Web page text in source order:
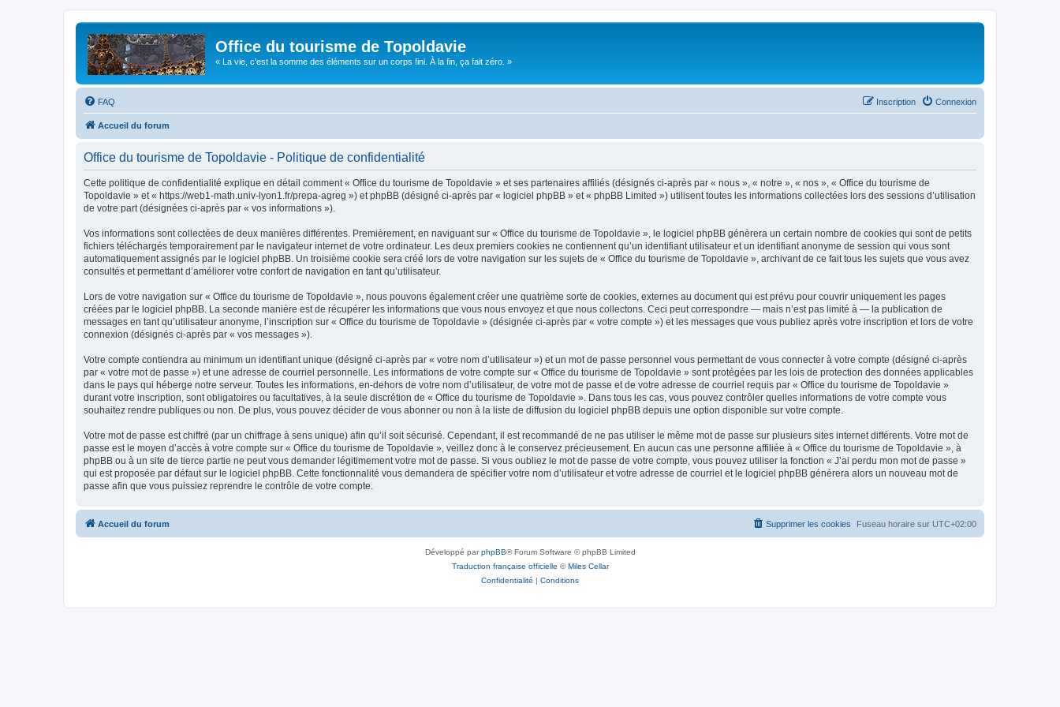
Office du tourisme de Topoldavie
« La vie, c'est la somme des éléments sur un corps fini. À la fin, ça fait zéro. »
FAQ Connexion
Inscription
Accueil du forum
Office du tourisme de Topoldavie - Politique de confidentialité
Cette politique de confidentialité explique en détail comment « Office du tourisme de Topoldavie » et ses partenaires affiliés (désignés ci-après par « nous », « notre », « nos », « Office du tourisme de
Topoldavie » et « https://web1-math.univ-lyon1.fr/prepa-agreg ») et phpBB (désigné ci-après par « logiciel phpBB » et « phpBB Limited ») utilisent toutes les informations collectées lors des sessions d’utilisation
de votre part (désignées ci-après par « vos informations »).
Vos informations sont collectées de deux manières différentes. Premièrement, en naviguant sur « Office du tourisme de Topoldavie », le logiciel phpBB génèrera un certain nombre de cookies qui sont de petits
fichiers téléchargés temporairement par le navigateur internet de votre ordinateur. Les deux premiers cookies ne contiennent qu’un identifiant utilisateur et un identifiant anonyme de session qui vous sont
automatiquement assignés par le logiciel phpBB. Un troisième cookie sera créé lors de votre navigation sur les sujets de « Office du tourisme de Topoldavie », archivant de ce fait tous les sujets que vous avez
consultés et permettant d’améliorer votre confort de navigation en tant qu’utilisateur.
Lors de votre navigation sur « Office du tourisme de Topoldavie », nous pouvons également créer une quatrième sorte de cookies, externes au document qui est prévu pour couvrir uniquement les pages
créées par le logiciel phpBB. La seconde manière est de récupérer les informations que vous nous envoyez et que nous collectons. Ceci peut correspondre — mais n’est pas limité à — la publication de
messages en tant qu’utilisateur anonyme, l’inscription sur « Office du tourisme de Topoldavie » (désignée ci-après par « votre compte ») et les messages que vous publiez après votre inscription et lors de votre
connexion (désignés ci-après par « vos messages »).
Votre compte contiendra au minimum un identifiant unique (désigné ci-après par « votre nom d’utilisateur ») et un mot de passe personnel vous permettant de vous connecter à votre compte (désigné ci-après
par « votre mot de passe ») et une adresse de courriel personnelle. Les informations de votre compte sur « Office du tourisme de Topoldavie » sont protégées par les lois de protection des données applicables
dans le pays qui héberge notre serveur. Toutes les informations, en-dehors de votre nom d’utilisateur, de votre mot de passe et de votre adresse de courriel requis par « Office du tourisme de Topoldavie »
durant votre inscription, sont obligatoires ou facultatives, à la seule discrétion de « Office du tourisme de Topoldavie ». Dans tous les cas, vous pouvez contrôler quelles informations de votre compte vous
souhaitez rendre publiques ou non. De plus, vous pouvez décider de vous abonner ou non à la liste de diffusion du logiciel phpBB depuis une option disponible sur votre compte.
Votre mot de passe est chiffré (par un chiffrage à sens unique) afin qu’il soit sécurisé. Cependant, il est recommandé de ne pas utiliser le même mot de passe sur plusieurs sites internet différents. Votre mot de
passe est le moyen d’accès à votre compte sur « Office du tourisme de Topoldavie », veillez donc à le conservez précieusement. En aucun cas une personne affiliée à « Office du tourisme de Topoldavie », à
phpBB ou à un site de tierce partie ne peut vous demander légitimement votre mot de passe. Si vous oubliez le mot de passe de votre compte, vous pouvez utiliser la fonction « J’ai perdu mon mot de passe »
qui est proposée par défaut sur le logiciel phpBB. Cette fonctionnalité vous demandera de spécifier votre nom d’utilisateur et votre adresse de courriel et le logiciel phpBB générera alors un nouveau mot de
passe afin que vous puissiez reprendre le contrôle de votre compte.
Accueil du forum Fuseau horaire sur UTC+02:00
Supprimer les cookies
Développé parphpBB® Forum Software © phpBB Limited
Traduction française officielle ©Miles Cellar
Confidentialité | Conditions